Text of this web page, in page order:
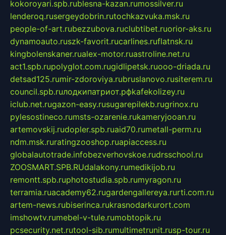
kokoroyari.spb.rublesna-kazan.rumossilver.ru
lenderoq.rusergeydobrin.rutochkazvuka.msk.ru
people-of-art.rubezzubova.ruclubtibet.ruorior-aks.ru
dynamoauto.ruszk-favorit.rucarlines.ruflatnsk.ru
kingbolenskaner.rualex-motor.ruastroline.net.ru
act1.spb.rupolyglot.com.rugidlipetsk.ruooo-driada.ru
detsad125.rumir-zdoroviya.rubruslanovo.rusiterem.ru
council.spb.ruлодкипатриот.рфkafekolizey.ru
iclub.net.rugazon-easy.rusugarepilekb.rugrinox.ru
pylesostineco.rumsts-ozarenie.rukameryjooan.ru
artemovskij.rudopler.spb.ruaid70.rumetall-perm.ru
ndm.msk.ruratingzooshop.ruapiaccess.ru
globalautotrade.infobezverhovskoe.rudrsschool.ru
ZOOSMART.SPB.RUdalakony.rumedikijob.ru
remontt.spb.ruphotostudia.spb.rumyragon.ru
terramia.ruacademy62.rugardengallereya.rurti.com.ru
artem-news.rubiserinca.rukrasnodarkurort.com
imshowtv.rumebel-v-tule.rumobtopik.ru
pcsecurity.net.rutool-sib.rumultimetrunit.rusp-tour.ru